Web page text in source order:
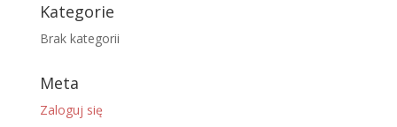
Kategorie
Brak kategorii
Meta
Zaloguj się